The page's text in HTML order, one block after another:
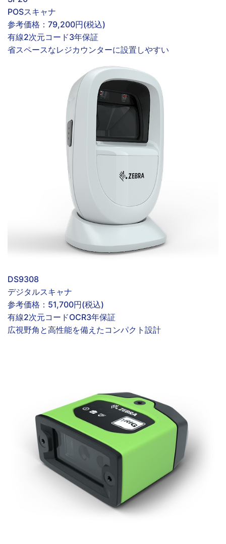
POSスキャナ
参考価格： 79,200円(税込)
有線2次元コード3年保証
省スペースなレジカウンターに設置しやすい
DS9308
デジタルスキャナ
参考価格： 51,700円(税込)
有線2次元コードOCR3年保証
広視野角と高性能を備えたコンパクト設計